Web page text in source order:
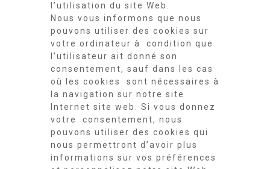
l’utilisation du site Web.
Nous vous informons que nous
pouvons utiliser des cookies sur
votre ordinateur à condition que
l’utilisateur ait donné son
consentement, sauf dans les cas
où les cookies sont nécessaires à
la navigation sur notre site
Internet site web. Si vous donnez
votre consentement, nous
pouvons utiliser des cookies qui
nous permettront d’avoir plus
informations sur vos préférences